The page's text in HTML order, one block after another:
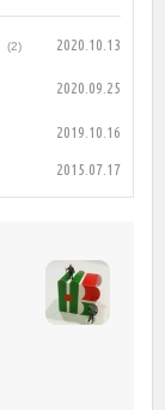
(2)
2020.10.13
2020.09.25
2019.10.16
2015.07.17